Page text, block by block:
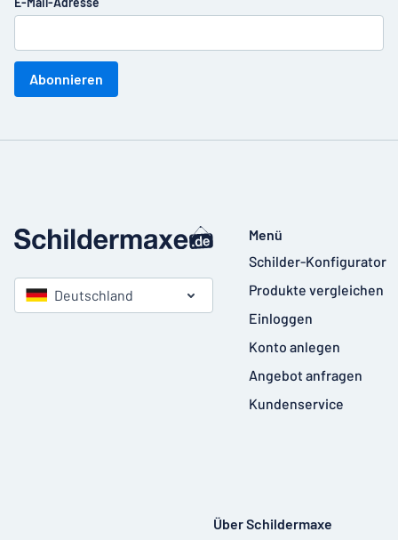
Abonnieren
Deutschland
Menü
Schilder-Konfigurator
Produkte vergleichen
Einloggen
Konto anlegen
Angebot anfragen
Kundenservice
Über Schildermaxe